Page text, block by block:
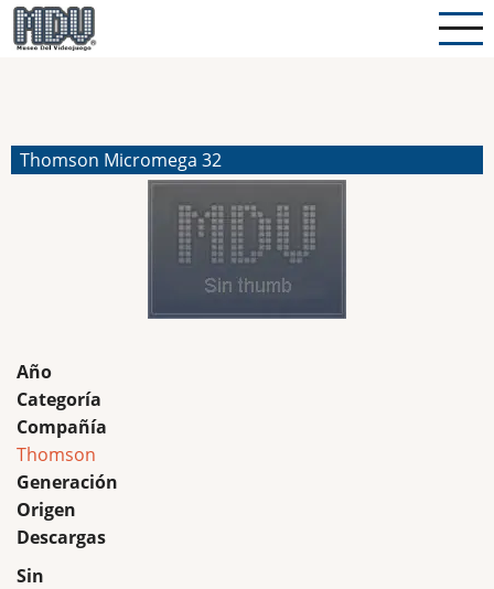
Pasar
al
Thomson Micromega 32
Año
Categoría
Compañía
Thomson
Generación
Origen
Descargas
Sin